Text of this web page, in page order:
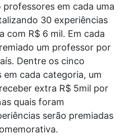
em cada uma
30 experiências
com R$ 6 mil. Em cada
um professor por
Dentre os cinco
cada categoria, um
extra R$ 5mil por
quais foram
serão premiadas